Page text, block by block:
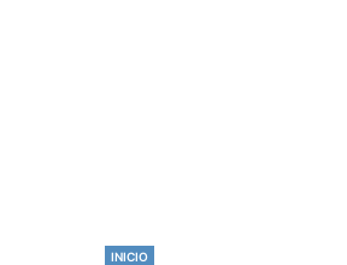
INICIO